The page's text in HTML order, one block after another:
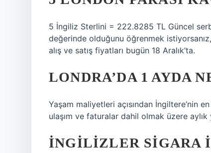
5 İngiliz Sterlini = 222.8285 TL Güncel
değerinde olduğunu öğrenmek
alış ve satış fiyatları bugün 18 Aralık’ta.
LONDRA’DA 1 AYDA
Yaşam maliyetleri açısından İngiltere’nin
ulaşım ve faturalar dahil olmak üzere
İNGILIZLER SIGARA